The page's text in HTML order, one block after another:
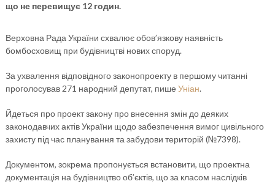
що не перевищує 12 годин.
Верховна Рада України схвалює обов’язкову наявність
бомбосховищ при будівництві нових споруд.
За ухвалення відповідного законопроекту в першому читанні
проголосував 271 народний депутат, пише Уніан.
Йдеться про проект закону про внесення змін до деяких
законодавчих актів України щодо забезпечення вимог цивільного
захисту під час планування та забудови територій (№7398).
Документом, зокрема пропонується встановити, що проектна
документація на будівництво об’єктів, що за класом наслідків